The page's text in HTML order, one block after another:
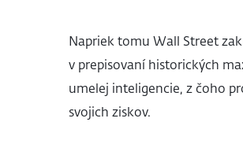
Napriek tomu Wall Street
v prepisovaní historických
umelej inteligencie, z čoho
svojich ziskov.